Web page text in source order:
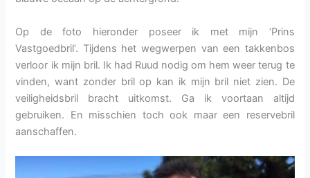
Op de foto hieronder poseer ik met mijn ‘Prins
Vastgoedbril’. Tijdens het wegwerpen van een takkenbos
verloor ik mijn bril. Ik had Ruud nodig om hem weer terug te
vinden, want zonder bril op kan ik mijn bril niet zien. De
veiligheidsbril bracht uitkomst. Ga ik voortaan altijd
gebruiken. En misschien toch ook maar een reservebril
aanschaffen.